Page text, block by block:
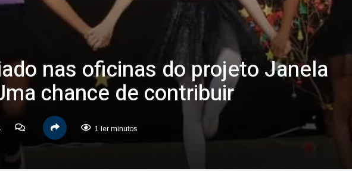
nas oficinas do projeto Janela
chance de contribuir
1 ler minutos